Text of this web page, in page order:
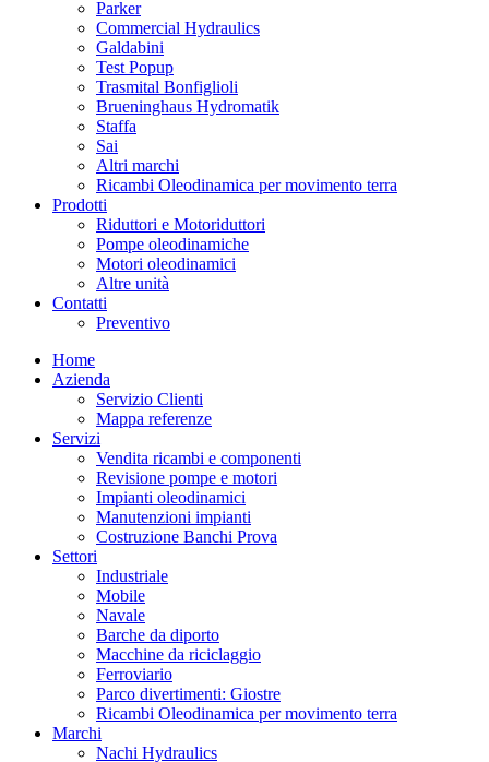
Parker
Commercial Hydraulics
Galdabini
Test Popup
Trasmital Bonfiglioli
Brueninghaus Hydromatik
Staffa
Sai
Altri marchi
Ricambi Oleodinamica per movimento terra
Prodotti
Riduttori e Motoriduttori
Pompe oleodinamiche
Motori oleodinamici
Altre unità
Contatti
Preventivo
Home
Azienda
Servizio Clienti
Mappa referenze
Servizi
Vendita ricambi e componenti
Revisione pompe e motori
Impianti oleodinamici
Manutenzioni impianti
Costruzione Banchi Prova
Settori
Industriale
Mobile
Navale
Barche da diporto
Macchine da riciclaggio
Ferroviario
Parco divertimenti: Giostre
Ricambi Oleodinamica per movimento terra
Marchi
Nachi Hydraulics